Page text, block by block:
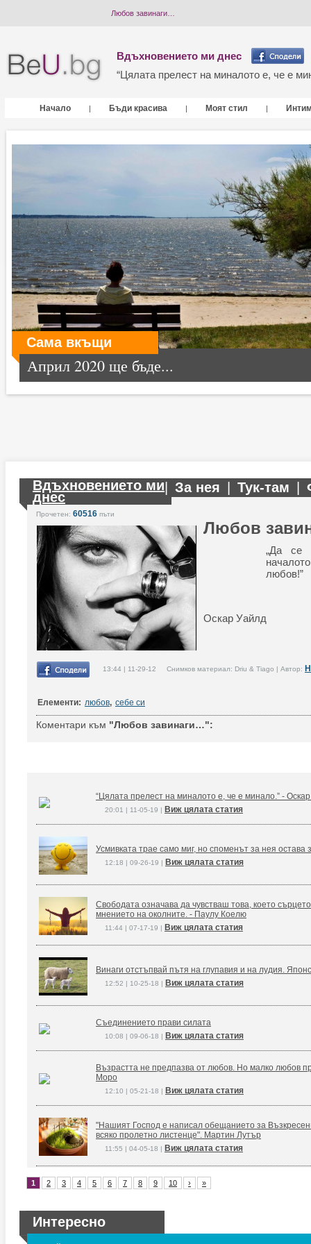
Любов завинаги…
Вдъхновението ми днес
“Цялата прелест на миналото е, че е
Начало | Бъди красива | Моят стил |
Сама вкъщи
Април 2020 ще бъде...
Вдъхновението ми
днес
За нея Тук-там
Прочетен: 60516 пъти
Любов
„Да се
любов!”
Оскар Уайлд
13:44 | 11-29-12 Снимков материал: Driu & Tiago | Автор:
Елементи: любов, себе си
Коментари към "Любов завинаги…":
“Цялата прелест на миналото е, че е минало.” -
20:01 | 11-05-19 | Виж цялата статия
Усмивката трае само миг, но споменът за нея остава
12:18 | 09-26-19 | Виж цялата статия
Свободата означава да чувстваш това, което
мнението на околните. - Паулу Коелю
11:44 | 07-17-19 | Виж цялата статия
Винаги отстъпвай пътя на глупавия и на лудия.
12:52 | 10-25-18 | Виж цялата статия
Съединението прави силата
10:08 | 09-06-18 | Виж цялата статия
Възрастта не предпазва от любов. Но малко любов
Моро
12:10 | 05-21-18 | Виж цялата статия
"Нашият Господ е написал обещанието за
всяко пролетно листенце". Мартин Лутър
11:55 | 04-05-18 | Виж цялата статия
1 2 3 4 5 6 7 8 9 10 › »
Интересно